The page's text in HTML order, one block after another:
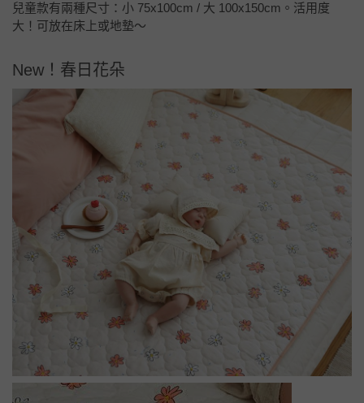
兒童款有兩種尺寸：小 75x100cm / 大 100x150cm。活用度
大！可放在床上或地墊～
New！春日花朵